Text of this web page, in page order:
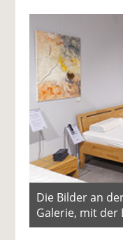
Die Bilder an
Galerie, mit der